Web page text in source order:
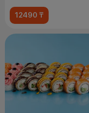
12490 ₸